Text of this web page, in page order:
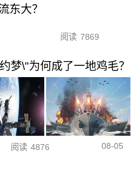
东大？
阅读 7869
梦\"为何成了一地鸡毛？
阅读 4876 08-05